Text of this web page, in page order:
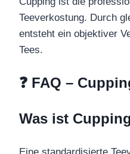
Teeverkostung. Durch
entsteht ein objektiver
Tees.
❓ FAQ –
Was ist